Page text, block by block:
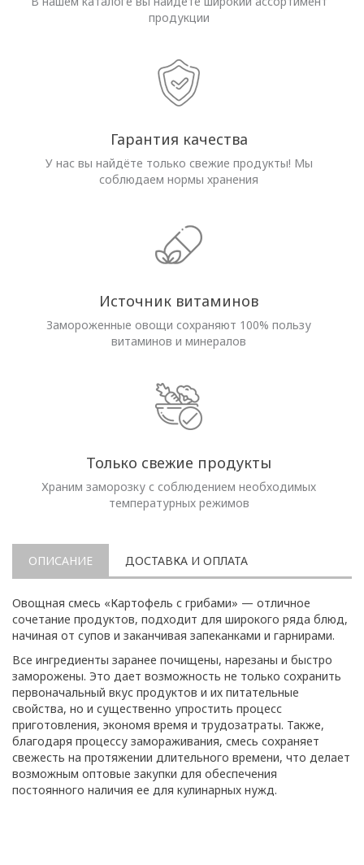
продукции
Гарантия качества
У нас вы найдёте только свежие продукты! Мы
соблюдаем нормы хранения
Источник витаминов
Замороженные овощи сохраняют 100% пользу
витаминов и минералов
Только свежие продукты
Храним заморозку с соблюдением необходимых
температурных режимов
ОПИСАНИЕ ДОСТАВКА И ОПЛАТА
Овощная смесь «Картофель с грибами» — отличное
сочетание продуктов, подходит для широкого ряда блюд,
начиная от супов и заканчивая запеканками и гарнирами.
Все ингредиенты заранее почищены, нарезаны и быстро
заморожены. Это дает возможность не только сохранить
первоначальный вкус продуктов и их питательные
свойства, но и существенно упростить процесс
приготовления, экономя время и трудозатраты. Также,
благодаря процессу замораживания, смесь сохраняет
свежесть на протяжении длительного времени, что делает
возможным оптовые закупки для обеспечения
постоянного наличия ее для кулинарных нужд.